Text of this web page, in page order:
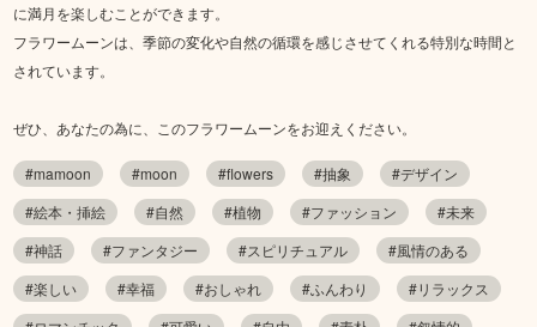
に満月を楽しむことができます。
フラワームーンは、季節の変化や自然の循環を感じさせてくれる特別な時間と
されています。
ぜひ、あなたの為に、このフラワームーンをお迎えください。
#mamoon #moon #flowers #抽象
#デザイン
#絵本・挿絵
#自然 #植物 #ファッション
#未来
#神話
#ファンタジー #スピリチュアル
#風情のある
#楽しい
#幸福 #おしゃれ #ふんわり
#リラックス